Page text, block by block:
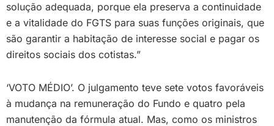
solução adequada, porque ela preserva a continuidade
e a vitalidade do FGTS para suas funções originais, que
são garantir a habitação de interesse social e pagar os
direitos sociais dos cotistas.”
‘VOTO MÉDIO’. O julgamento teve sete votos favoráveis
à mudança na remuneração do Fundo e quatro pela
manutenção da fórmula atual. Mas, como os ministros